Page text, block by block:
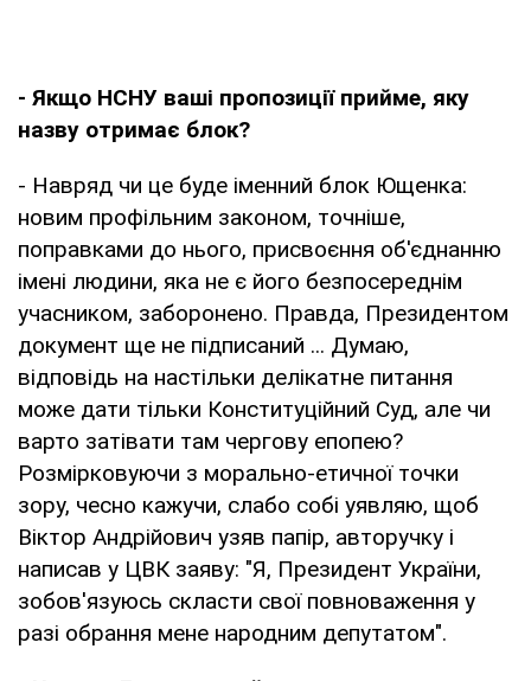
- Якщо НСНУ ваші пропозиції прийме, яку
назву отримає блок?
- Навряд чи це буде іменний блок Ющенка:
новим профільним законом, точніше,
поправками до нього, присвоєння об'єднанню
імені людини, яка не є його безпосереднім
учасником, заборонено. Правда, Президентом
документ ще не підписаний ... Думаю,
відповідь на настільки делікатне питання
може дати тільки Конституційний Суд, але чи
варто затівати там чергову епопею?
Розмірковуючи з морально-етичної точки
зору, чесно кажучи, слабо собі уявляю, щоб
Віктор Андрійович узяв папір, авторучку і
написав у ЦВК заяву: "Я, Президент України,
зобов'язуюсь скласти свої повноваження у
разі обрання мене народним депутатом".